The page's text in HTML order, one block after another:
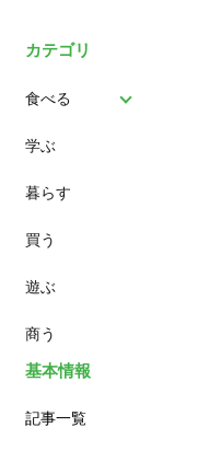
カテゴリ
食べる
パン
スイーツ
ランチ
カフェ
学ぶ
暮らす
買う
遊ぶ
商う
基本情報
記事一覧